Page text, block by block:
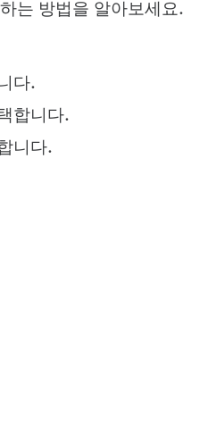
는 방법을 알아보세요.
다.
합니다.
니다.